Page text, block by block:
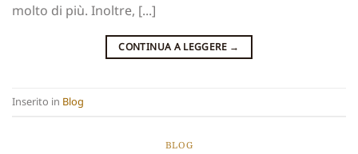
molto di più. Inoltre, [...]
CONTINUA A LEGGERE →
Inserito in Blog
BLOG